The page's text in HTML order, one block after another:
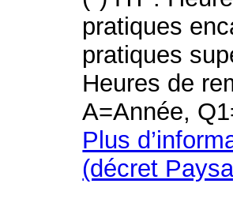
pratiques
pratiques
Heures de
A=Année,
Plus
(décret